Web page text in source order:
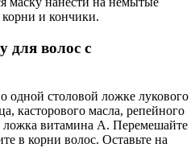
корни и кончики.
для волос с
одной столовой ложке лукового
касторового масла, репейного
ложка витамина A. Перемешайте
в корни волос. Оставьте на